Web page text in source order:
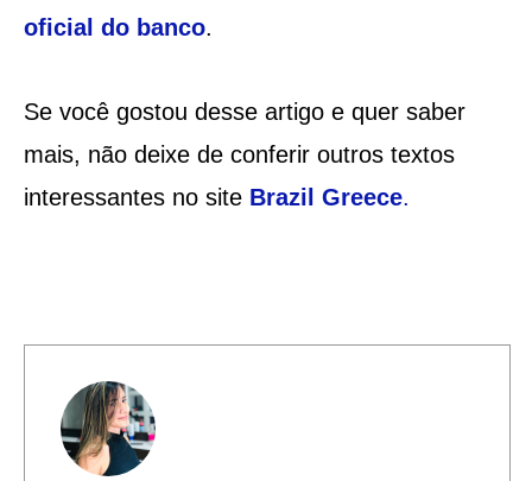
oficial do banco.
Se você gostou desse artigo e quer saber
mais, não deixe de conferir outros textos
interessantes no site Brazil Greece.